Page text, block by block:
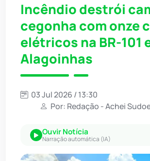
Incêndio destrói
cegonha com onze
elétricos na BR-101
Alagoinhas
03 Jul 2026 / 13:30
Por: Redação - Achei
Ouvir Notícia
Narração automática (IA)